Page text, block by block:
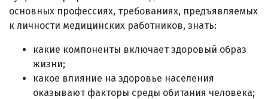
основных профессиях, требованиях, предъявляемых
к личности медицинских работников, знать:
какие компоненты включает здоровый образ
жизни;
какое влияние на здоровье населения
оказывают факторы среды обитания человека;